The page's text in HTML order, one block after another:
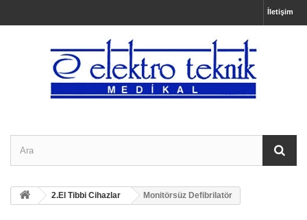
İletişim
2.El Tibbi Cihazlar Monitörsüz Defibrilatör